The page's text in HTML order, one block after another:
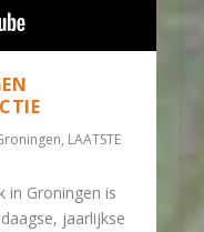
, LAATSTE
in Groningen is
jaarlijkse